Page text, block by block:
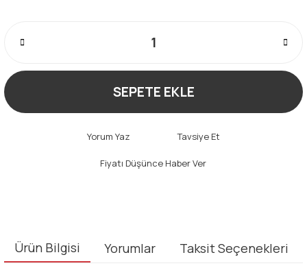
SEPETE EKLE
Yorum Yaz Tavsiye Et
Fiyatı Düşünce Haber Ver
Ürün Bilgisi Yorumlar Taksit Seçenekleri